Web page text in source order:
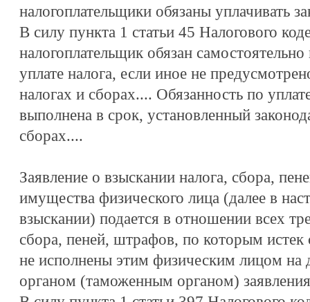
налогоплательщики обязаны уплачивать
В силу пункта 1 статьи 45 Налогового
налогоплательщик обязан
уплате налога, если иное не
налогах и сборах.... Обязанность по
выполнена в срок, установленный
сборах....
Заявление о взыскании налога, сбора,
имущества физического лица (далее в
взыскании) подается в отношении всех
сбора, пеней, штрафов, по которым истек
не исполнены этим физическим лицом на
органом (таможенным органом)